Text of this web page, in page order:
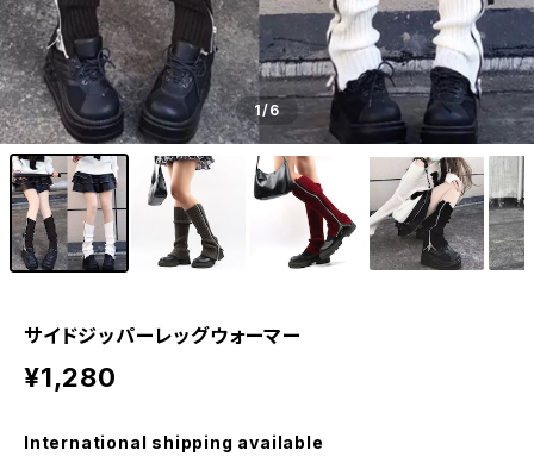
1/6
サイドジッパーレッグウォーマー
¥1,280
International shipping available